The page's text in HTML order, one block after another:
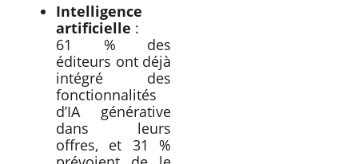
Intelligence
artificielle :
61 % des
éditeurs ont déjà
intégré des
fonctionnalités
d’IA générative
dans leurs
offres, et 31 %